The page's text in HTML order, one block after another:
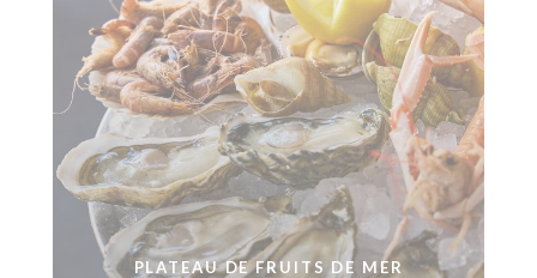
PLATEAU DE FRUITS DE MER